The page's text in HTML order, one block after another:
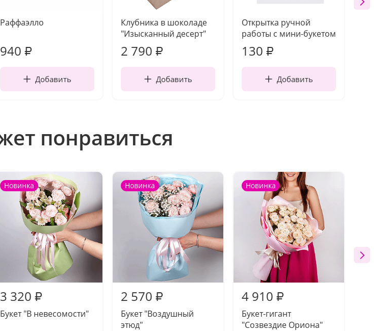
Раффаэлло
940 ₽
Добавить
Клубника в шоколаде
"Изысканный десерт"
2 790 ₽
Добавить
Открытка ручной
работы с мини-букетом
130 ₽
Добавить
понравиться
Новинка
3 320 ₽
Букет "В невесомости"
Новинка
2 570 ₽
Букет "Воздушный
этюд"
Новинка
4 910 ₽
Букет-гигант
"Созвездие Ориона"